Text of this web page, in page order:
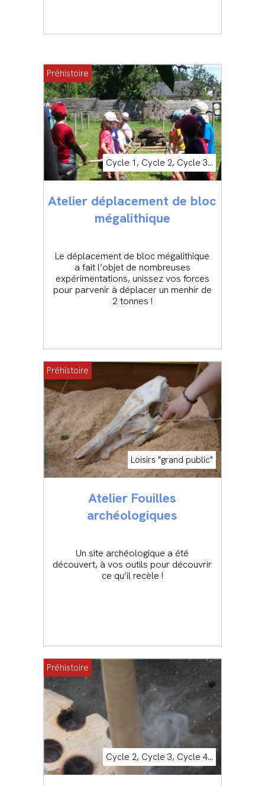
Préhistoire
Cycle 1, Cycle 2, Cycle 3...
Atelier déplacement de bloc
mégalithique
Le déplacement de bloc mégalithique
a fait l’objet de nombreuses
expérimentations, unissez vos forces
pour parvenir à déplacer un menhir de
2 tonnes !
Préhistoire
Loisirs "grand public"
Atelier Fouilles
archéologiques
Un site archéologique a été
découvert, à vos outils pour découvrir
ce qu’il recèle !
Préhistoire
Cycle 2, Cycle 3, Cycle 4...